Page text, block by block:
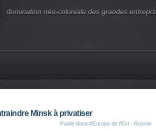
domination néo-coloniale des grandes
Minsk à privatiser
Publié dans #Europe de l'Est - Russie